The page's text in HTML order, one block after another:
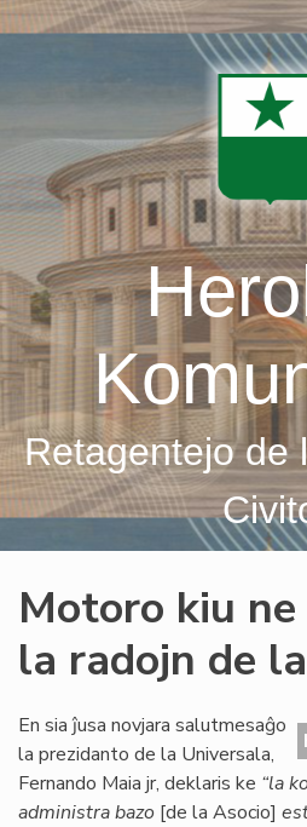
Skip
Retagentejo de
Motoro kiu
la radojn de
En sia ĵusa novjara salutmesaĝo
la prezidanto de la Universala,
Fernando Maia jr, deklaris ke “la
administra bazo [de la Asocio]